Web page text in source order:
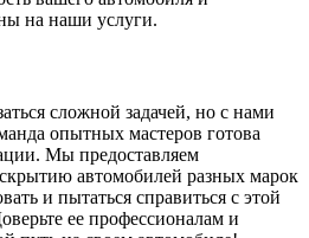
на наши услуги.
сложной задачей, но с нами
опытных мастеров готова
Мы предоставляем
автомобилей разных марок
и пытаться справиться с этой
ее профессионалам и